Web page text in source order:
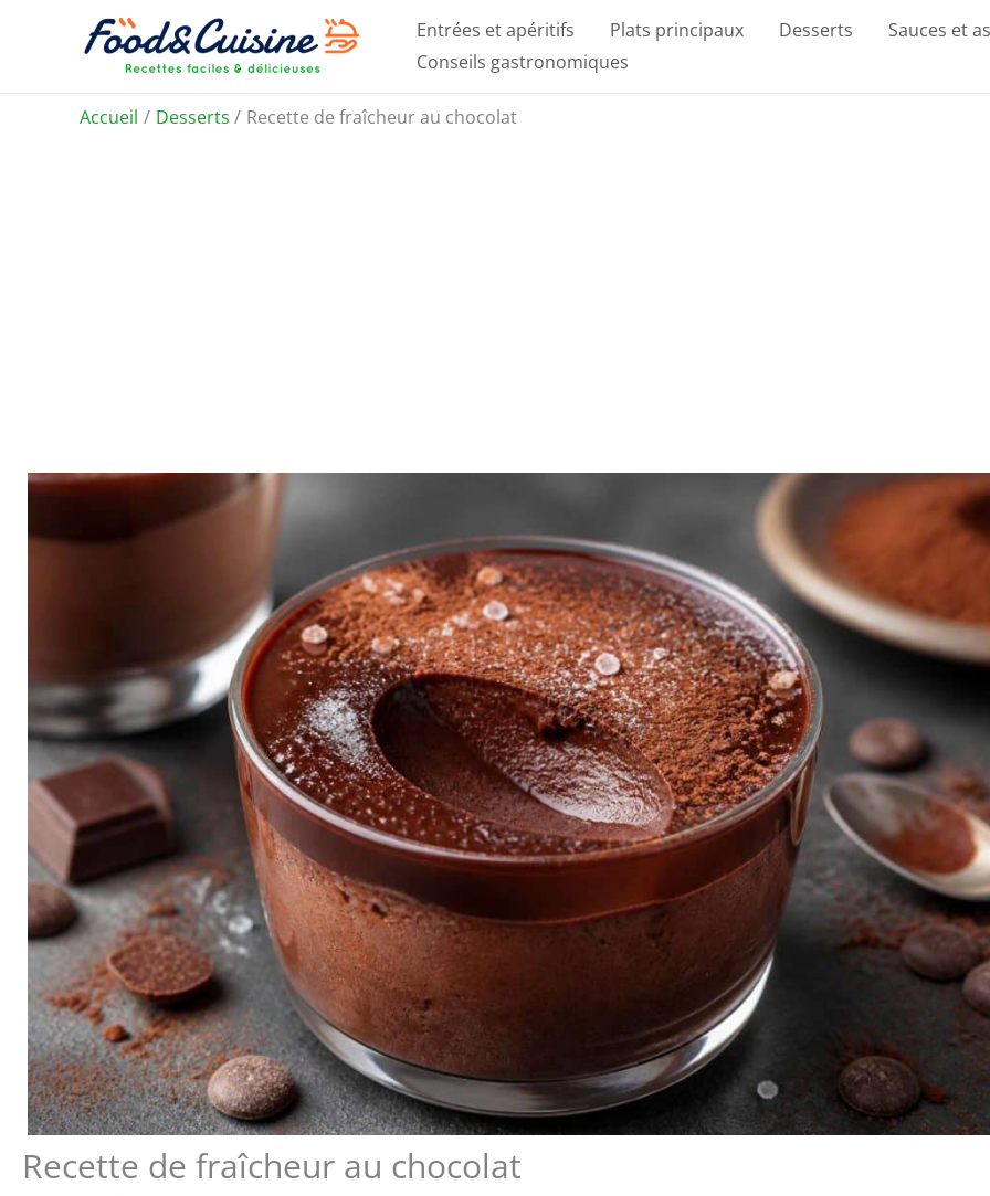
Entrées et apéritifs Plats principaux Desserts
Sauces et
Conseils gastronomiques
Accueil Desserts Recette de fraîcheur au chocolat
Recette de fraîcheur au chocolat